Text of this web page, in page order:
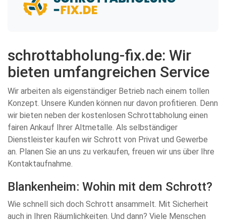
schrottabholung-fix.de: Wir
bieten umfangreichen Service
Wir arbeiten als eigenständiger Betrieb nach einem tollen
Konzept. Unsere Kunden können nur davon profitieren. Denn
wir bieten neben der kostenlosen Schrottabholung einen
fairen Ankauf Ihrer Altmetalle. Als selbständiger
Dienstleister kaufen wir Schrott von Privat und Gewerbe
an. Planen Sie an uns zu verkaufen, freuen wir uns über Ihre
Kontaktaufnahme.
Blankenheim: Wohin mit dem Schrott?
Wie schnell sich doch Schrott ansammelt. Mit Sicherheit
auch in Ihren Räumlichkeiten. Und dann? Viele Menschen